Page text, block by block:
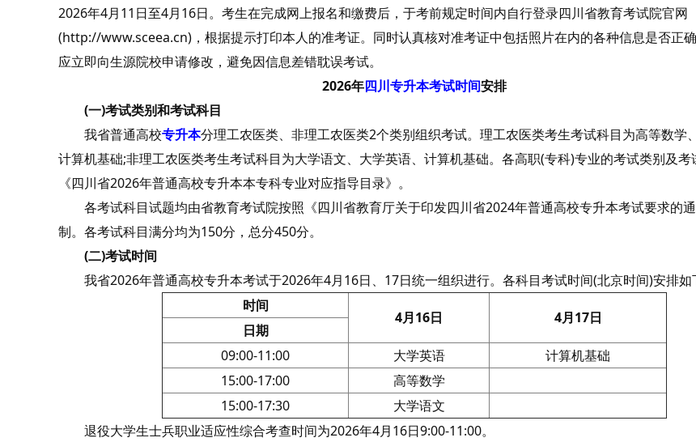
2026年4月11日至4月16日。考生在完成网上报名和缴费后，于考前规定时间内自行登录四川省教育考试院官网
(http://www.sceea.cn)，根据提示打印本人的准考证。同时认真核对准考证中包括照片在内的各种信息是否正
应立即向生源院校申请修改，避免因信息差错耽误考试。
2026年四川专升本考试时间安排
(一)考试类别和考试科目
我省普通高校专升本分理工农医类、非理工农医类2个类别组织考试。理工农医类考生考试科目为高等数学
计算机基础;非理工农医类考生考试科目为大学语文、大学英语、计算机基础。各高职(专科)专业的考试类别及考
《四川省2026年普通高校专升本本专科专业对应指导目录》。
各考试科目试题均由省教育考试院按照《四川省教育厅关于印发四川省2024年普通高校专升本考试要求的
制。各考试科目满分均为150分，总分450分。
(二)考试时间
我省2026年普通高校专升本考试于2026年4月16日、17日统一组织进行。各科目考试时间(北京时间)安排如
时间
4月16日 4月17日
日期
09:00-11:00
大学英语
计算机基础
15:00-17:00
高等数学
15:00-17:30
大学语文
退役大学生士兵职业适应性综合考查时间为2026年4月16日9:00-11:00。